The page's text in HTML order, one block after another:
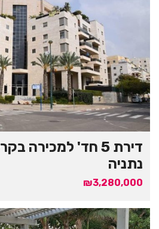
דירת 5 חד' למכירה
נתניה
₪3,280,000